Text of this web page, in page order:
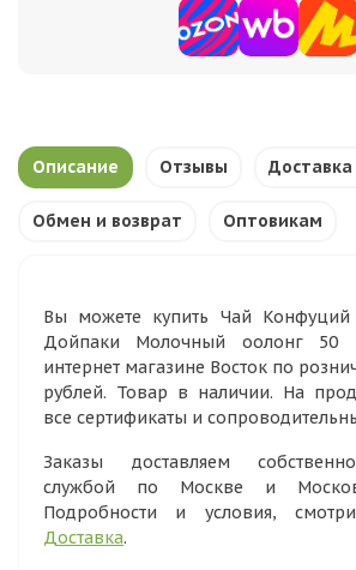
Описание Отзывы
Обмен и возврат Оптовикам
Вы можете купить Чай
Дойпаки Молочный оолонг
интернет магазине Восток по
рублей. Товар в наличии. На
все сертификаты и
Заказы доставляем
службой по Москве и
Подробности и условия,
Доставка.